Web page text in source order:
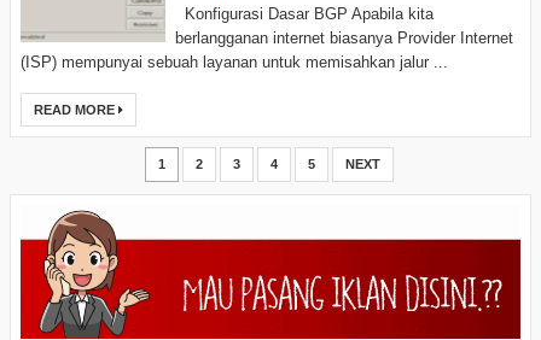
Konfigurasi Dasar BGP Apabila kita
berlangganan internet biasanya Provider Internet
(ISP) mempunyai sebuah layanan untuk memisahkan jalur ...
READ MORE
1 2 3 4 5 NEXT